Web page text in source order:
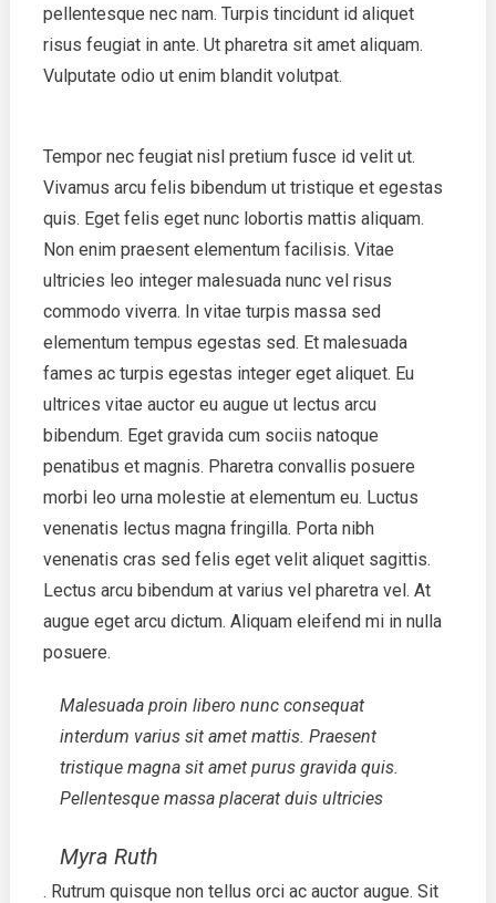
pellentesque nec nam. Turpis tincidunt id aliquet
risus feugiat in ante. Ut pharetra sit amet aliquam.
Vulputate odio ut enim blandit volutpat.
Tempor nec feugiat nisl pretium fusce id velit ut.
Vivamus arcu felis bibendum ut tristique et egestas
quis. Eget felis eget nunc lobortis mattis aliquam.
Non enim praesent elementum facilisis. Vitae
ultricies leo integer malesuada nunc vel risus
commodo viverra. In vitae turpis massa sed
elementum tempus egestas sed. Et malesuada
fames ac turpis egestas integer eget aliquet. Eu
ultrices vitae auctor eu augue ut lectus arcu
bibendum. Eget gravida cum sociis natoque
penatibus et magnis. Pharetra convallis posuere
morbi leo urna molestie at elementum eu. Luctus
venenatis lectus magna fringilla. Porta nibh
venenatis cras sed felis eget velit aliquet sagittis.
Lectus arcu bibendum at varius vel pharetra vel. At
augue eget arcu dictum. Aliquam eleifend mi in nulla
posuere.
Malesuada proin libero nunc consequat
interdum varius sit amet mattis. Praesent
tristique magna sit amet purus gravida quis.
Pellentesque massa placerat duis ultricies
Myra Ruth
. Rutrum quisque non tellus orci ac auctor augue. Sit